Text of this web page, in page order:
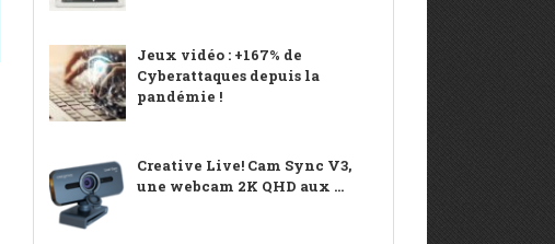
Jeux vidéo : +167% de
Cyberattaques depuis la
pandémie !
Creative Live! Cam Sync V3,
une webcam 2K QHD aux ...